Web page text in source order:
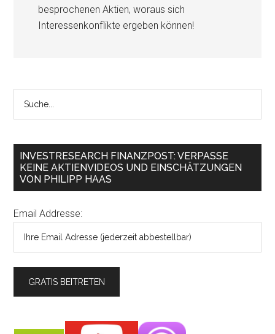
besprochenen Aktien, woraus sich
Interessenkonflikte ergeben können!
INVESTRESEARCH FINANZPOST: VERPASSE
KEINE AKTIENVIDEOS UND EINSCHÄTZUNGEN
VON PHILIPP HAAS
Email Addresse: